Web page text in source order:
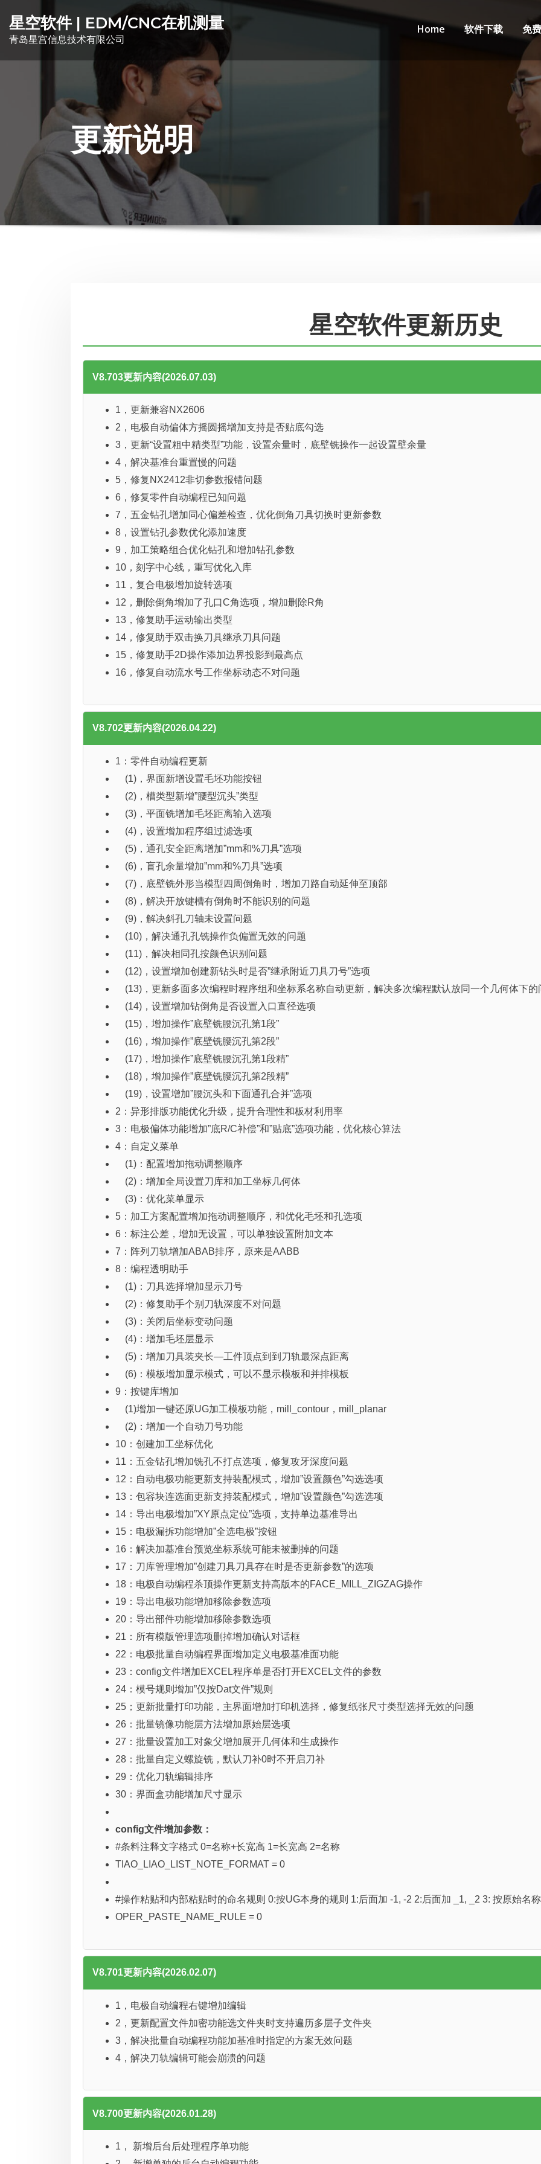
星空软件 | EDM/CNC在机测量
青岛星宫信息技术有限公司
Home 软件下载 免
更新说明
星空软件更新历史
V8.703更新内容(2026.07.03)
1，更新兼容NX2606
2，电极自动偏体方摇圆摇增加支持是否贴底勾选
3，更新“设置粗中精类型”功能，设置余量时，底壁铣操作一起设置壁余量
4，解决基准台重置慢的问题
5，修复NX2412非切参数报错问题
6，修复零件自动编程已知问题
7，五金钻孔增加同心偏差检查，优化倒角刀具切换时更新参数
8，设置钻孔参数优化添加速度
9，加工策略组合优化钻孔和增加钻孔参数
10，刻字中心线，重写优化入库
11，复合电极增加旋转选项
12，删除倒角增加了孔口C角选项，增加删除R角
13，修复助手运动输出类型
14，修复助手双击换刀具继承刀具问题
15，修复助手2D操作添加边界投影到最高点
16，修复自动流水号工作坐标动态不对问题
V8.702更新内容(2026.04.22)
1：零件自动编程更新
(1)，界面新增设置毛坯功能按钮
(2)，槽类型新增”腰型沉头”类型
(3)，平面铣增加毛坯距离输入选项
(4)，设置增加程序组过滤选项
(5)，通孔安全距离增加”mm和%刀具”选项
(6)，盲孔余量增加”mm和%刀具”选项
(7)，底壁铣外形当模型四周倒角时，增加刀路自动延伸至顶部
(8)，解决开放键槽有倒角时不能识别的问题
(9)，解决斜孔刀轴未设置问题
(10)，解决通孔孔铣操作负偏置无效的问题
(11)，解决相同孔按颜色识别问题
(12)，设置增加创建新钻头时是否”继承附近刀具刀号”选项
(13)，更新多面多次编程时程序组和坐标系名称自动更新，解决多次编程默认放同一个几何体下的
(14)，设置增加钻倒角是否设置入口直径选项
(15)，增加操作”底壁铣腰沉孔第1段”
(16)，增加操作”底壁铣腰沉孔第2段”
(17)，增加操作”底壁铣腰沉孔第1段精”
(18)，增加操作”底壁铣腰沉孔第2段精”
(19)，设置增加”腰沉头和下面通孔合并”选项
2：异形排版功能优化升级，提升合理性和板材利用率
3：电极偏体功能增加”底R/C补偿”和”贴底”选项功能，优化核心算法
4：自定义菜单
(1)：配置增加拖动调整顺序
(2)：增加全局设置刀库和加工坐标几何体
(3)：优化菜单显示
5：加工方案配置增加拖动调整顺序，和优化毛坯和孔选项
6：标注公差，增加无设置，可以单独设置附加文本
7：阵列刀轨增加ABAB排序，原来是AABB
8：编程透明助手
(1)：刀具选择增加显示刀号
(2)：修复助手个别刀轨深度不对问题
(3)：关闭后坐标变动问题
(4)：增加毛坯层显示
(5)：增加刀具装夹长—工件顶点到到刀轨最深点距离
(6)：模板增加显示模式，可以不显示模板和并排模板
9：按键库增加
(1)增加一键还原UG加工模板功能，mill_contour，mill_planar
(2)：增加一个自动刀号功能
10：创建加工坐标优化
11：五金钻孔增加铣孔不打点选项，修复攻牙深度问题
12：自动电极功能更新支持装配模式，增加”设置颜色”勾选选项
13：包容块连选面更新支持装配模式，增加”设置颜色”勾选选项
14：导出电极增加”XY原点定位”选项，支持单边基准导出
15：电极漏拆功能增加”全选电极”按钮
16：解决加基准台预览坐标系统可能未被删掉的问题
17：刀库管理增加”创建刀具刀具存在时是否更新参数”的选项
18：电极自动编程杀顶操作更新支持高版本的FACE_MILL_ZIGZAG操作
19：导出电极功能增加移除参数选项
20：导出部件功能增加移除参数选项
21：所有模版管理选项删掉增加确认对话框
22：电极批量自动编程界面增加定义电极基准面功能
23：config文件增加EXCEL程序单是否打开EXCEL文件的参数
24：模号规则增加”仅按Dat文件”规则
25；更新批量打印功能，主界面增加打印机选择，修复纸张尺寸类型选择无效的问题
26：批量镜像功能层方法增加原始层选项
27：批量设置加工对象父增加展开几何体和生成操作
28：批量自定义螺旋铣，默认刀补0时不开启刀补
29：优化刀轨编辑排序
30：界面盒功能增加尺寸显示
config文件增加参数：
#条料注释文字格式 0=名称+长宽高 1=长宽高 2=名称
TIAO_LIAO_LIST_NOTE_FORMAT = 0
#操作粘贴和内部粘贴时的命名规则 0:按UG本身的规则 1:后面加 -1, -2 2:后面加 _1, _2 3: 按原始名
OPER_PASTE_NAME_RULE = 0
V8.701更新内容(2026.02.07)
1，电极自动编程右键增加编辑
2，更新配置文件加密功能选文件夹时支持遍历多层子文件夹
3，解决批量自动编程功能加基准时指定的方案无效问题
4，解决刀轨编辑可能会崩溃的问题
V8.700更新内容(2026.01.28)
1， 新增后台后处理程序单功能